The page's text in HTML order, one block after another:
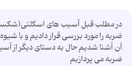
در مطلب قبل آسیب های
ضربه را مورد بررسی قرار دادیم و با
آن آشنا شدیم حال به دستای دیگر از
ضربه می پردازیم